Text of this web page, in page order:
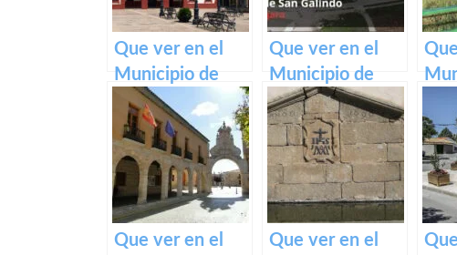
Que ver en el
Municipio de
Pedro Muñoz en
Castilla La
Mancha
Que ver en el
Municipio de
Casas de San
Galindo en
Castilla La
Mancha
Que ver en el
Que ver en el